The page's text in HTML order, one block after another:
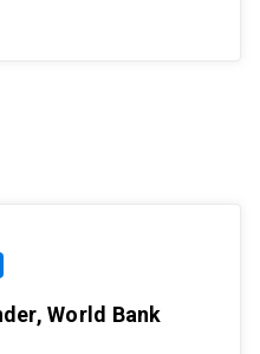
World Bank